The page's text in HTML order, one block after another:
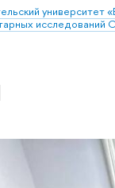
университет
исследований